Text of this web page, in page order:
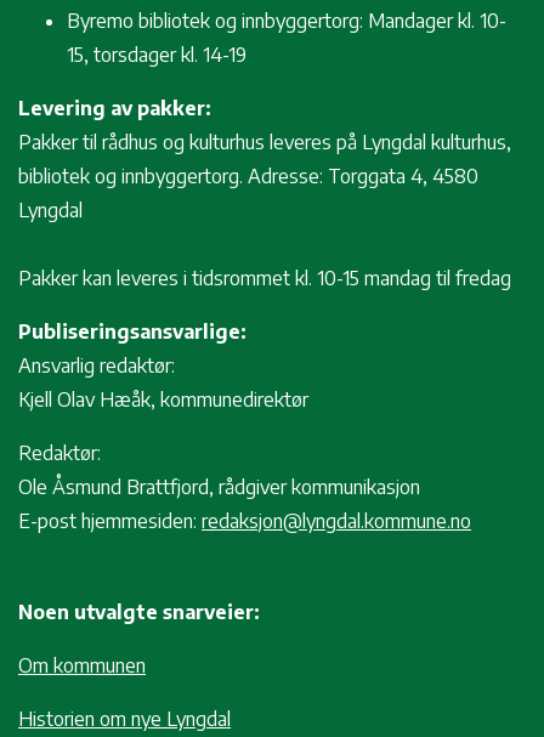
Byremo bibliotek og innbyggertorg: Mandager kl. 10-
15, torsdager kl. 14-19
Levering av pakker:
Pakker til rådhus og kulturhus leveres på Lyngdal kulturhus,
bibliotek og innbyggertorg. Adresse: Torggata 4, 4580
Lyngdal
Pakker kan leveres i tidsrommet kl. 10-15 mandag til fredag
Publiseringsansvarlige:
Ansvarlig redaktør:
Kjell Olav Hæåk, kommunedirektør
Redaktør:
Ole Åsmund Brattfjord, rådgiver kommunikasjon
E-post hjemmesiden: redaksjon@lyngdal.kommune.no
Noen utvalgte snarveier:
Om kommunen
Historien om nye Lyngdal